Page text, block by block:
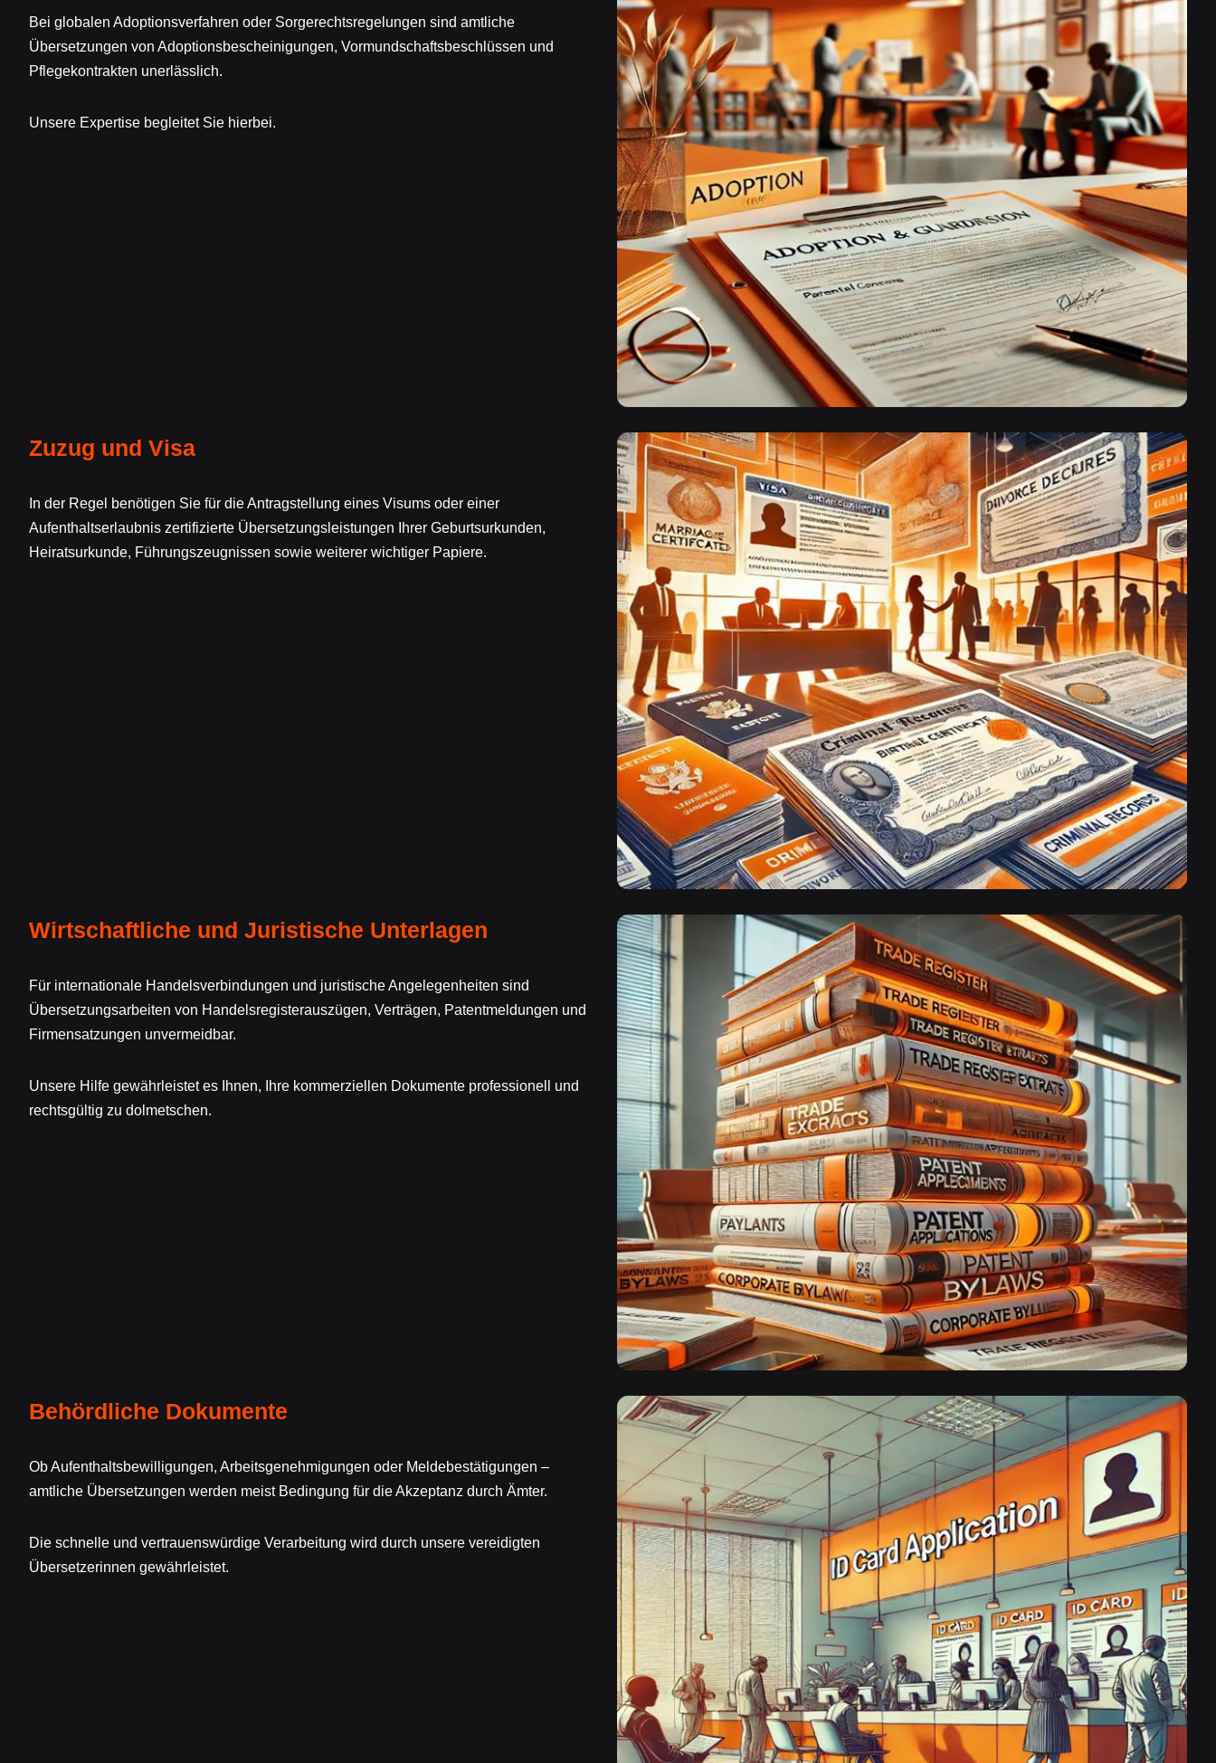
Bei globalen Adoptionsverfahren oder Sorgerechtsregelungen sind amtliche
Übersetzungen von Adoptionsbescheinigungen, Vormundschaftsbeschlüssen und
Pflegekontrakten unerlässlich.
Unsere Expertise begleitet Sie hierbei.
Zuzug und Visa
In der Regel benötigen Sie für die Antragstellung eines Visums oder einer
Aufenthaltserlaubnis zertifizierte Übersetzungsleistungen Ihrer Geburtsurkunden,
Heiratsurkunde, Führungszeugnissen sowie weiterer wichtiger Papiere.
Wirtschaftliche und Juristische Unterlagen
Für internationale Handelsverbindungen und juristische Angelegenheiten sind
Übersetzungsarbeiten von Handelsregisterauszügen, Verträgen, Patentmeldungen und
Firmensatzungen unvermeidbar.
Unsere Hilfe gewährleistet es Ihnen, Ihre kommerziellen Dokumente professionell und
rechtsgültig zu dolmetschen.
Behördliche Dokumente
Ob Aufenthaltsbewilligungen, Arbeitsgenehmigungen oder Meldebestätigungen –
amtliche Übersetzungen werden meist Bedingung für die Akzeptanz durch Ämter.
Die schnelle und vertrauenswürdige Verarbeitung wird durch unsere vereidigten
Übersetzerinnen gewährleistet.